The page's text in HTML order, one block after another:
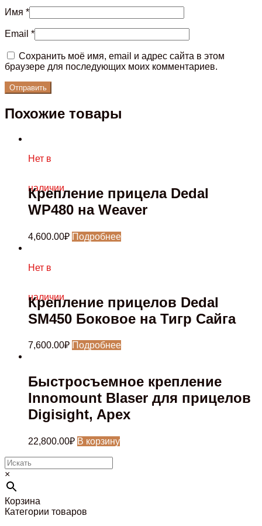
Имя *
Email *
Сохранить моё имя, email и адрес сайта в этом
браузере для последующих моих комментариев.
Похожие товары
Нет в
наличии
Крепление прицела Dedal
WP480 на Weaver
4,600.00₽ Подробнее
Нет в
наличии
Крепление прицелов Dedal
SM450 Боковое на Тигр Сайга
7,600.00₽ Подробнее
Быстросъемное крепление
Innomount Blaser для прицелов
Digisight, Apex
22,800.00₽ В корзину
×
Корзина
Категории товаров